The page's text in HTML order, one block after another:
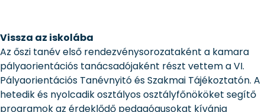
Vissza az iskolába
Az őszi tanév első rendezvénysorozataként a kamara
pályaorientációs tanácsadójaként részt vettem a VI.
Pályaorientációs Tanévnyitó és Szakmai Tájékoztatón. A
hetedik és nyolcadik osztályos osztályfőnököket segítő
programok az érdeklődő pedagógusokat kívánja